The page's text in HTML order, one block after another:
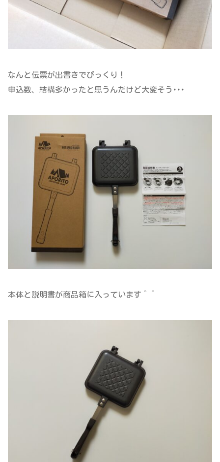
なんと伝票が出書きでびっくり！
申込数、結構多かったと思うんだけど大変そう･･･
本体と説明書が商品箱に入っています＾＾